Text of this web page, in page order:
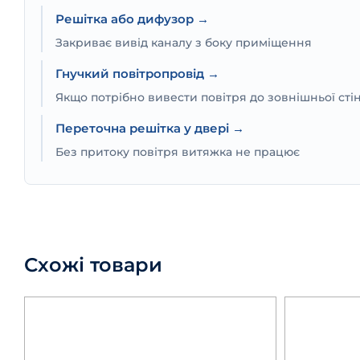
Решітка або дифузор →
Закриває вивід каналу з боку приміщення
Гнучкий повітропровід →
Якщо потрібно вивести повітря до зовнішньої
Переточна решітка у двері →
Без притоку повітря витяжка не працює
Схожі товари